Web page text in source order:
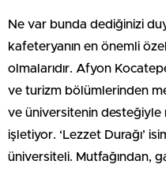
Ne var bunda dediğinizi
kafeteryanın en önemli
olmalarıdır. Afyon
ve turizm bölümlerinden
ve üniversitenin desteğiyle
işletiyor. ‘Lezzet Durağı’
üniversiteli. Mutfağından,